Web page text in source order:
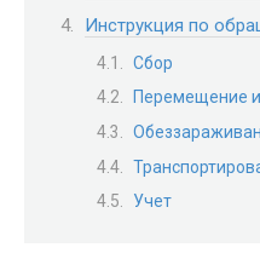
Инструкция по
Сбор
Перемещение
Учет